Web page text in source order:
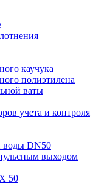
каучука
полиэтилена
ваты
учета и контроля
воды DN50
выходом
50